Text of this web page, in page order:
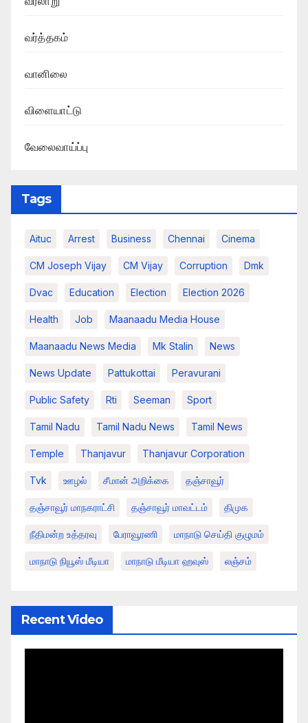
வர்த்தகம்
வானிலை
விளையாட்டு
வேலைவாய்ப்பு
Tags
Aituc Arrest Business Chennai Cinema
CM Joseph Vijay CM Vijay Corruption Dmk
Dvac Education Election Election 2026
Health Job Maanaadu Media House
Maanaadu News Media Mk Stalin News
News Update Pattukottai Peravurani
Public Safety Rti Seeman Sport
Tamil Nadu Tamil Nadu News Tamil News
Temple Thanjavur Thanjavur Corporation
Tvk ஊழல் சீமான் அறிக்கை தஞ்சாவூர்
தஞ்சாவூர் மாநகராட்சி தஞ்சாவூர் மாவட்டம் திமுக
நீதிமன்ற உத்தரவு பேராவூரணி மாநாடு செய்தி குழுமம்
மாநாடு நியூஸ் மீடியா மாநாடு மீடியா ஹவுஸ் லஞ்சம்
Recent Video